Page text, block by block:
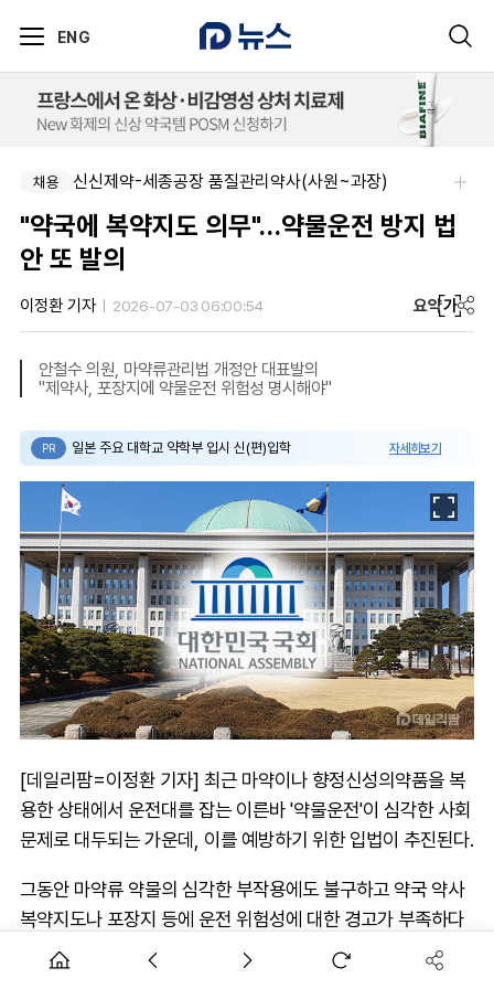
ENG
채용 신신제약-세종공장 품질관리약사(사원~과장)
"약국에 복약지도 의무"…약물운전 방지 법
안 또 발의
이정환 기자 2026-07-03 06:00:54 요약가
안철수 의원, 마약류관리법 개정안 대표발의
"제약사, 포장지에 약물운전 위험성 명시해야"
PR 일본 주요 대학교 약학부 입시 신(편)입학 자세히보기
[데일리팜=이정환 기자] 최근 마약이나 향정신성의약품을 복
용한 상태에서 운전대를 잡는 이른바 '약물운전'이 심각한 사회
문제로 대두되는 가운데, 이를 예방하기 위한 입법이 추진된다.
그동안 마약류 약물의 심각한 부작용에도 불구하고 약국 약사
복약지도나 포장지 등에 운전 위험성에 대한 경고가 부족하다
는 지적을 반영한 조치다.